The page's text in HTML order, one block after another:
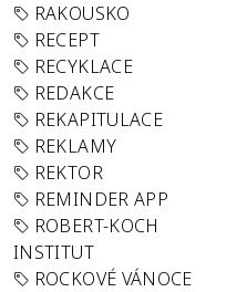
RAKOUSKO
RECEPT
RECYKLACE
REDAKCE
REKAPITULACE
REKLAMY
REKTOR
REMINDER APP
ROBERT-KOCH
INSTITUT
ROCKOVÉ VÁNOCE